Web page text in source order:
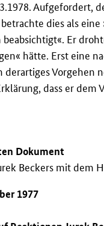
Aufgefordert,
dies als
beabsichtigt«. Er
hätte. Erst eine
derartiges Vorgehen
dass er dem
Dokument
Beckers mit dem
1977